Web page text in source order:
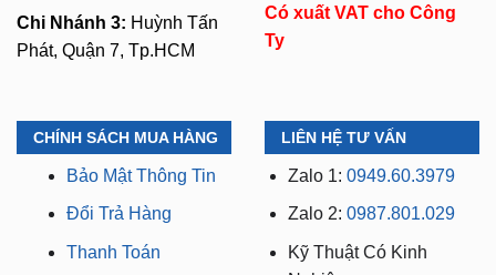
Chi Nhánh 3: Huỳnh Tấn
Phát, Quận 7, Tp.HCM
Có xuất VAT cho Công
Ty
CHÍNH SÁCH MUA HÀNG
Bảo Mật Thông Tin
Đổi Trả Hàng
Thanh Toán
LIÊN HỆ TƯ VẤN
Zalo 1: 0949.60.3979
Zalo 2: 0987.801.029
Kỹ Thuật Có Kinh